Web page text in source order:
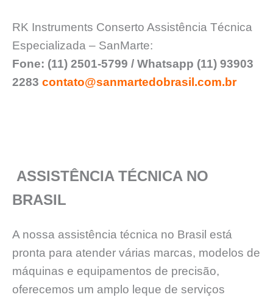
RK Instruments Conserto Assistência Técnica
Especializada – SanMarte:
Fone: (11) 2501-5799 / Whatsapp (11) 93903
2283 contato@sanmartedobrasil.com.br
ASSISTÊNCIA TÉCNICA NO
BRASIL
A nossa assistência técnica no Brasil está
pronta para atender várias marcas, modelos de
máquinas e equipamentos de precisão,
oferecemos um amplo leque de serviços